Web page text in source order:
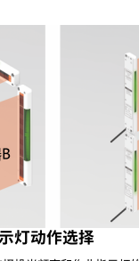
灯动作选择